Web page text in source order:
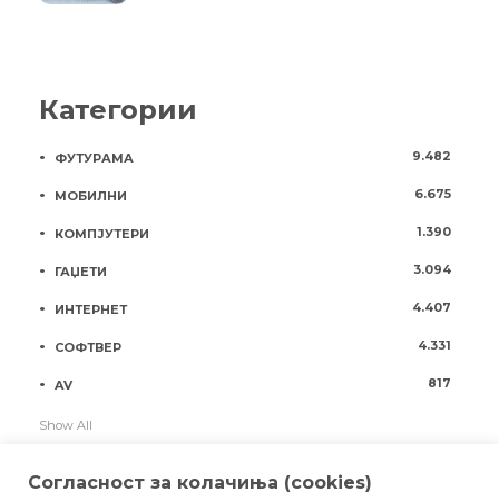
Категории
ФУТУРАМА 9.482
МОБИЛНИ 6.675
КОМПЈУТЕРИ 1.390
ГАЏЕТИ 3.094
ИНТЕРНЕТ 4.407
СОФТВЕР 4.331
AV 817
Show All
Согласност за колачиња (cookies)